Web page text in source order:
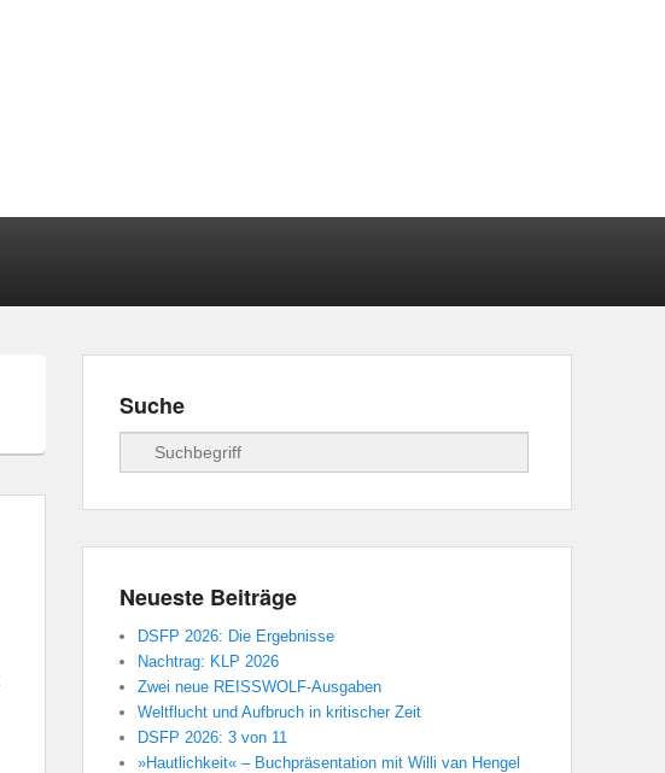
Suche
Suchen
Neueste Beiträge
DSFP 2026: Die Ergebnisse
Nachtrag: KLP 2026
Zwei neue REISSWOLF-Ausgaben
Weltflucht und Aufbruch in kritischer Zeit
DSFP 2026: 3 von 11
»Hautlichkeit« – Buchpräsentation mit Willi van Hengel